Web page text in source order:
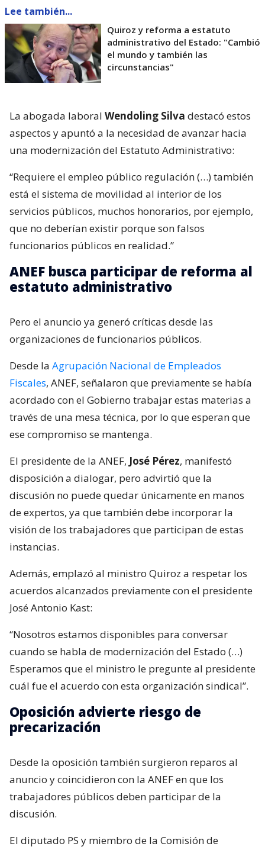
Lee también...
Quiroz y reforma a estatuto
administrativo del Estado: "Cambió
el mundo y también las
circunstancias"
La abogada laboral Wendoling Silva destacó estos
aspectos y apuntó a la necesidad de avanzar hacia
una modernización del Estatuto Administrativo:
“Requiere el empleo público regulación (…) también
está el sistema de movilidad al interior de los
servicios públicos, muchos honorarios, por ejemplo,
que no deberían existir porque son falsos
funcionarios públicos en realidad.”
ANEF busca participar de reforma al
estatuto administrativo
Pero el anuncio ya generó críticas desde las
organizaciones de funcionarios públicos.
Desde la Agrupación Nacional de Empleados
Fiscales, ANEF, señalaron que previamente se había
acordado con el Gobierno trabajar estas materias a
través de una mesa técnica, por lo que esperan que
ese compromiso se mantenga.
El presidente de la ANEF, José Pérez, manifestó
disposición a dialogar, pero advirtió que la
discusión no puede quedar únicamente en manos
de expertos, ya que también debe incorporar la
visión de los trabajadores que participan de estas
instancias.
Además, emplazó al ministro Quiroz a respetar los
acuerdos alcanzados previamente con el presidente
José Antonio Kast:
“Nosotros estamos disponibles para conversar
cuando se habla de modernización del Estado (…)
Esperamos que el ministro le pregunte al presidente
cuál fue el acuerdo con esta organización sindical”.
Oposición advierte riesgo de
precarización
Desde la oposición también surgieron reparos al
anuncio y coincidieron con la ANEF en que los
trabajadores públicos deben participar de la
discusión.
El diputado PS y miembro de la Comisión de